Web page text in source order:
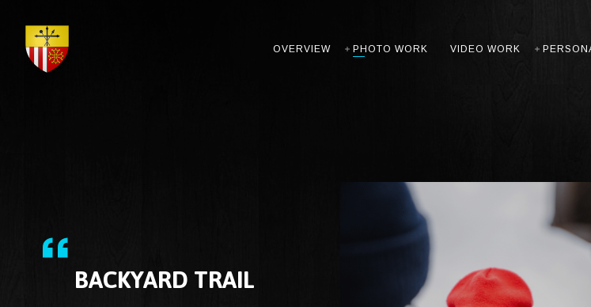
OVERVIEW PHOTO WORK VIDEO WORK
BACKYARD TRAIL